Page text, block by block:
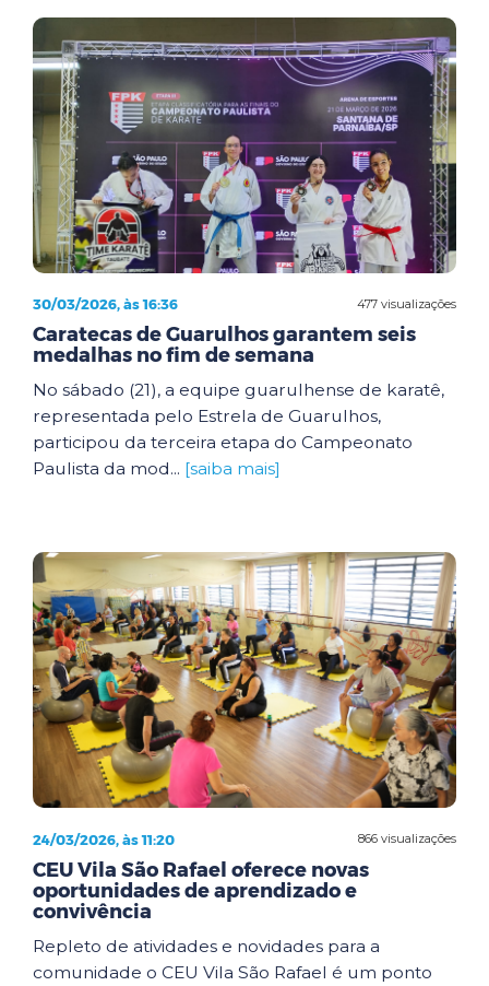
477 visualizações
30/03/2026, às 16:36
Caratecas de Guarulhos garantem seis
medalhas no fim de semana
No sábado (21), a equipe guarulhense de karatê,
representada pelo Estrela de Guarulhos,
participou da terceira etapa do Campeonato
Paulista da mod... [saiba mais]
866 visualizações
24/03/2026, às 11:20
CEU Vila São Rafael oferece novas
oportunidades de aprendizado e
convivência
Repleto de atividades e novidades para a
comunidade o CEU Vila São Rafael é um ponto